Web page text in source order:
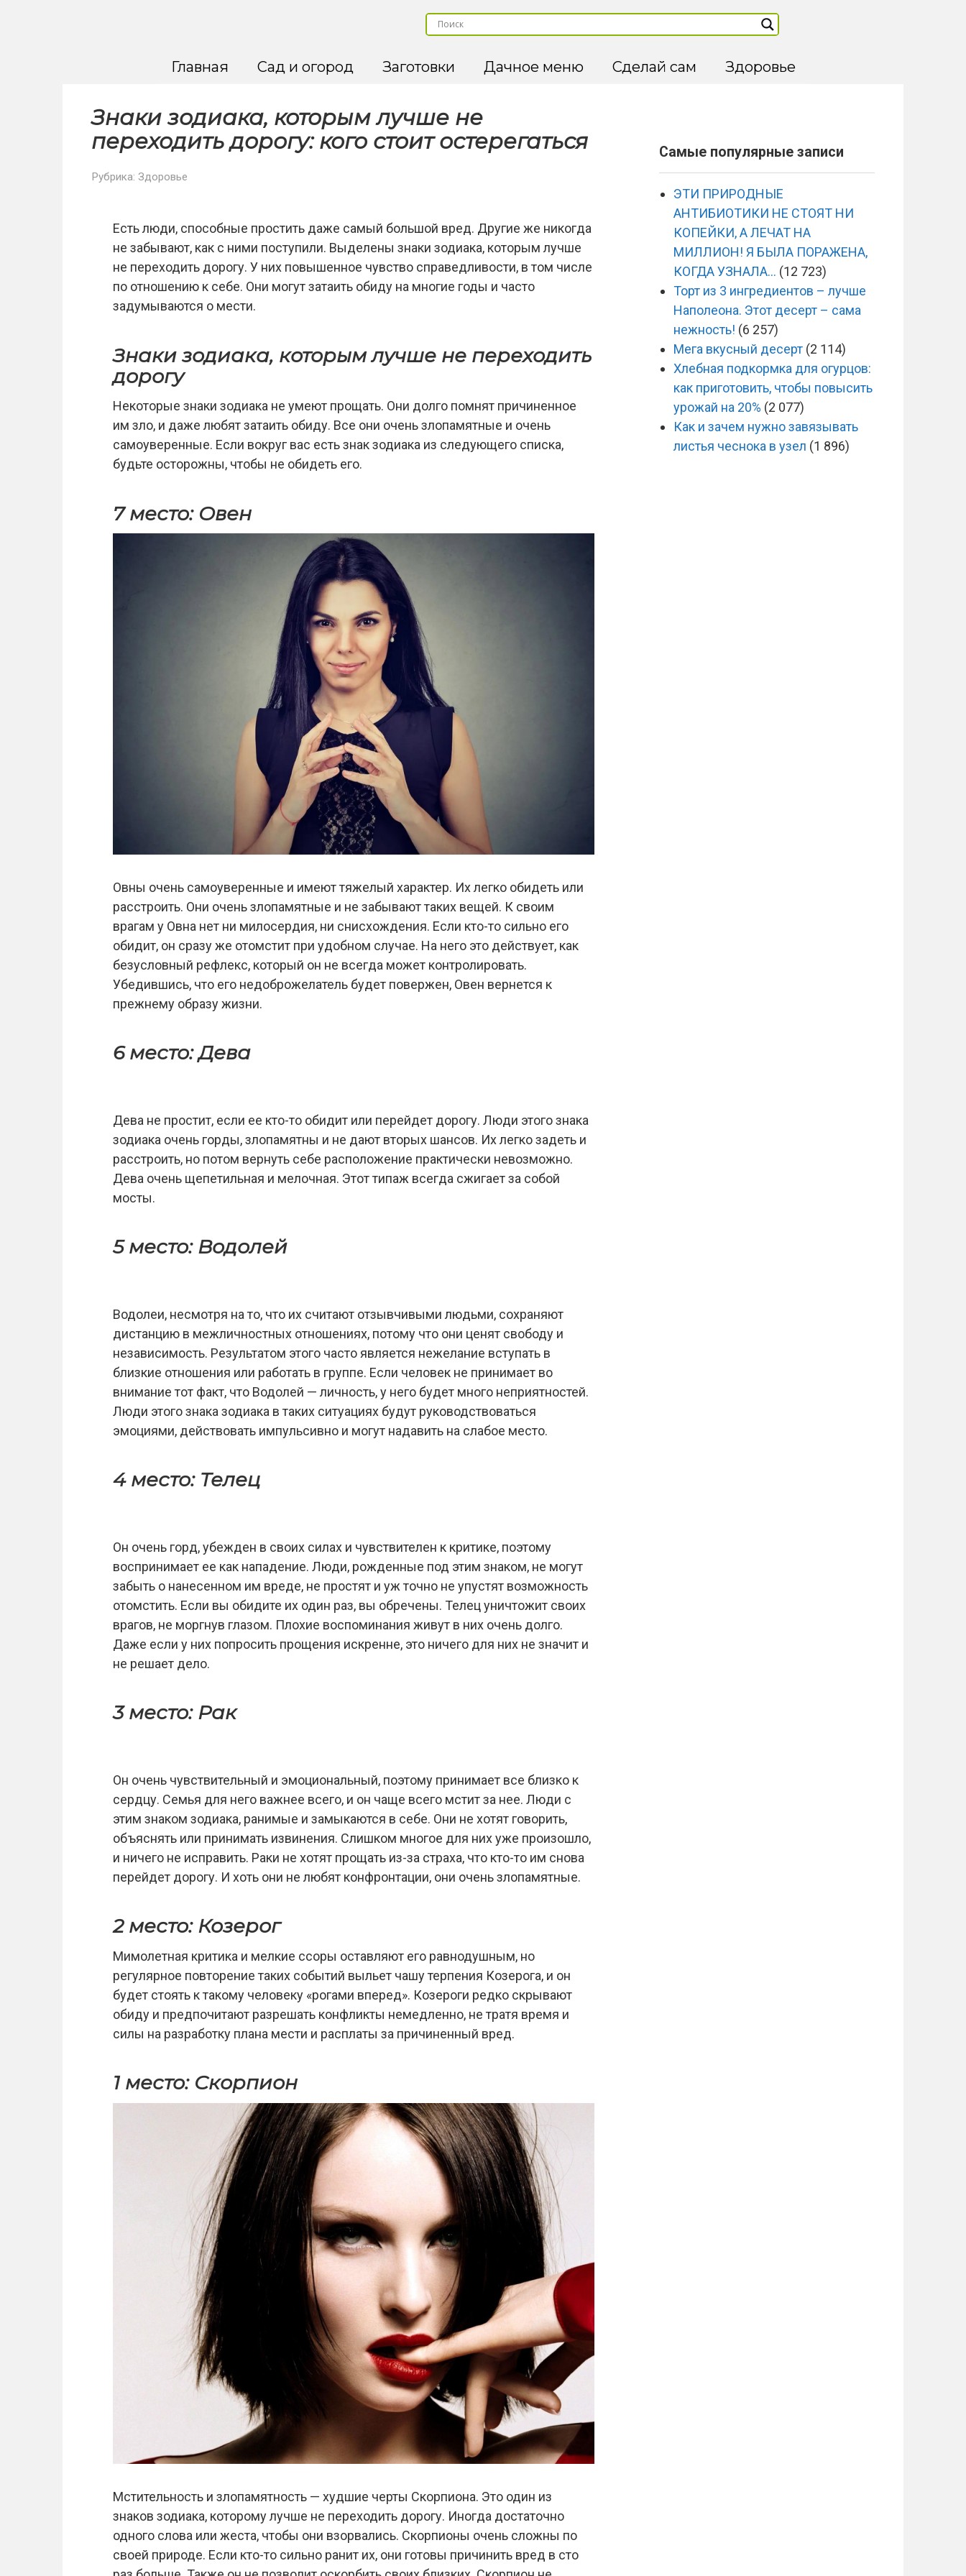
Главная Сад и огород Заготовки Дачное меню Сделай сам Здоровье
Знаки зодиака, которым лучше не
переходить дорогу: кого стоит остерегаться
Рубрика: Здоровье
Есть люди, способные простить даже самый большой вред. Другие же никогда
не забывают, как с ними поступили. Выделены знаки зодиака, которым лучше
не переходить дорогу. У них повышенное чувство справедливости, в том числе
по отношению к себе. Они могут затаить обиду на многие годы и часто
задумываются о мести.
Знаки зодиака, которым лучше не переходить
дорогу
Некоторые знаки зодиака не умеют прощать. Они долго помнят причиненное
им зло, и даже любят затаить обиду. Все они очень злопамятные и очень
самоуверенные. Если вокруг вас есть знак зодиака из следующего списка,
будьте осторожны, чтобы не обидеть его.
7 место: Овен
Овны очень самоуверенные и имеют тяжелый характер. Их легко обидеть или
расстроить. Они очень злопамятные и не забывают таких вещей. К своим
врагам у Овна нет ни милосердия, ни снисхождения. Если кто-то сильно его
обидит, он сразу же отомстит при удобном случае. На него это действует, как
безусловный рефлекс, который он не всегда может контролировать.
Убедившись, что его недоброжелатель будет повержен, Овен вернется к
прежнему образу жизни.
6 место: Дева
Дева не простит, если ее кто-то обидит или перейдет дорогу. Люди этого знака
зодиака очень горды, злопамятны и не дают вторых шансов. Их легко задеть и
расстроить, но потом вернуть себе расположение практически невозможно.
Дева очень щепетильная и мелочная. Этот типаж всегда сжигает за собой
мосты.
5 место: Водолей
Водолеи, несмотря на то, что их считают отзывчивыми людьми, сохраняют
дистанцию ​​в межличностных отношениях, потому что они ценят свободу и
независимость. Результатом этого часто является нежелание вступать в
близкие отношения или работать в группе. Если человек не принимает во
внимание тот факт, что Водолей — личность, у него будет много неприятностей.
Люди этого знака зодиака в таких ситуациях будут руководствоваться
эмоциями, действовать импульсивно и могут надавить на слабое место.
4 место: Телец
Он очень горд, убежден в своих силах и чувствителен к критике, поэтому
воспринимает ее как нападение. Люди, рожденные под этим знаком, не могут
забыть о нанесенном им вреде, не простят и уж точно не упустят возможность
отомстить. Если вы обидите их один раз, вы обречены. Телец уничтожит своих
врагов, не моргнув глазом. Плохие воспоминания живут в них очень долго.
Даже если у них попросить прощения искренне, это ничего для них не значит и
не решает дело.
3 место: Рак
Он очень чувствительный и эмоциональный, поэтому принимает все близко к
сердцу. Семья для него важнее всего, и он чаще всего мстит за нее. Люди с
этим знаком зодиака, ранимые и замыкаются в себе. Они не хотят говорить,
объяснять или принимать извинения. Слишком многое для них уже произошло,
и ничего не исправить. Раки не хотят прощать из-за страха, что кто-то им снова
перейдет дорогу. И хоть они не любят конфронтации, они очень злопамятные.
2 место: Козерог
Мимолетная критика и мелкие ссоры оставляют его равнодушным, но
регулярное повторение таких событий выльет чашу терпения Козерога, и он
будет стоять к такому человеку «рогами вперед». Козероги редко скрывают
обиду и предпочитают разрешать конфликты немедленно, не тратя время и
силы на разработку плана мести и расплаты за причиненный вред.
1 место: Скорпион
Мстительность и злопамятность — худшие черты Скорпиона. Это один из
знаков зодиака, которому лучше не переходить дорогу. Иногда достаточно
одного слова или жеста, чтобы они взорвались. Скорпионы очень сложны по
своей природе. Если кто-то сильно ранит их, они готовы причинить вред в сто
Самые популярные записи
ЭТИ ПРИРОДНЫЕ
АНТИБИОТИКИ НЕ СТОЯТ НИ
КОПЕЙКИ, А ЛЕЧАТ НА
МИЛЛИОН! Я БЫЛА ПОРАЖЕНА,
КОГДА УЗНАЛА… (12 723)
Торт из 3 ингредиентов – лучше
Наполеона. Этот десерт – сама
нежность! (6 257)
Мега вкусный десерт (2 114)
Хлебная подкормка для огурцов:
как приготовить, чтобы повысить
урожай на 20% (2 077)
Как и зачем нужно завязывать
листья чеснока в узел (1 896)